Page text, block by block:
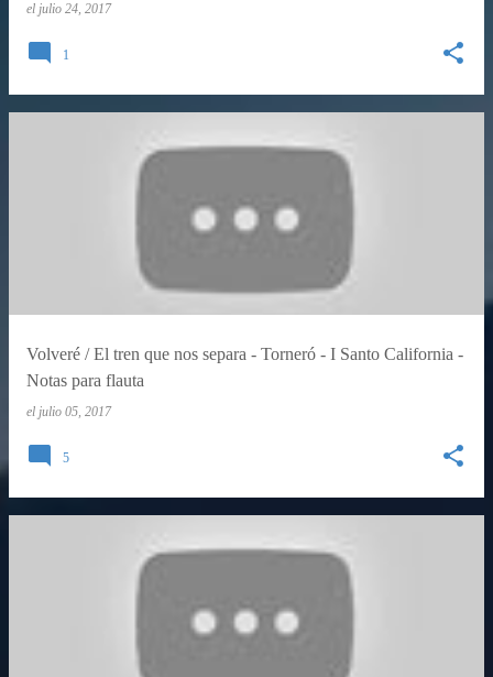
el julio 24, 2017
1
Volveré / El tren que nos separa - Torneró - I Santo California -
Notas para flauta
el julio 05, 2017
5